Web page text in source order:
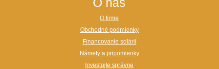
O firme
Obchodné podmienky
Financovanie solárií
Námety a pripomienky
Investujte správne